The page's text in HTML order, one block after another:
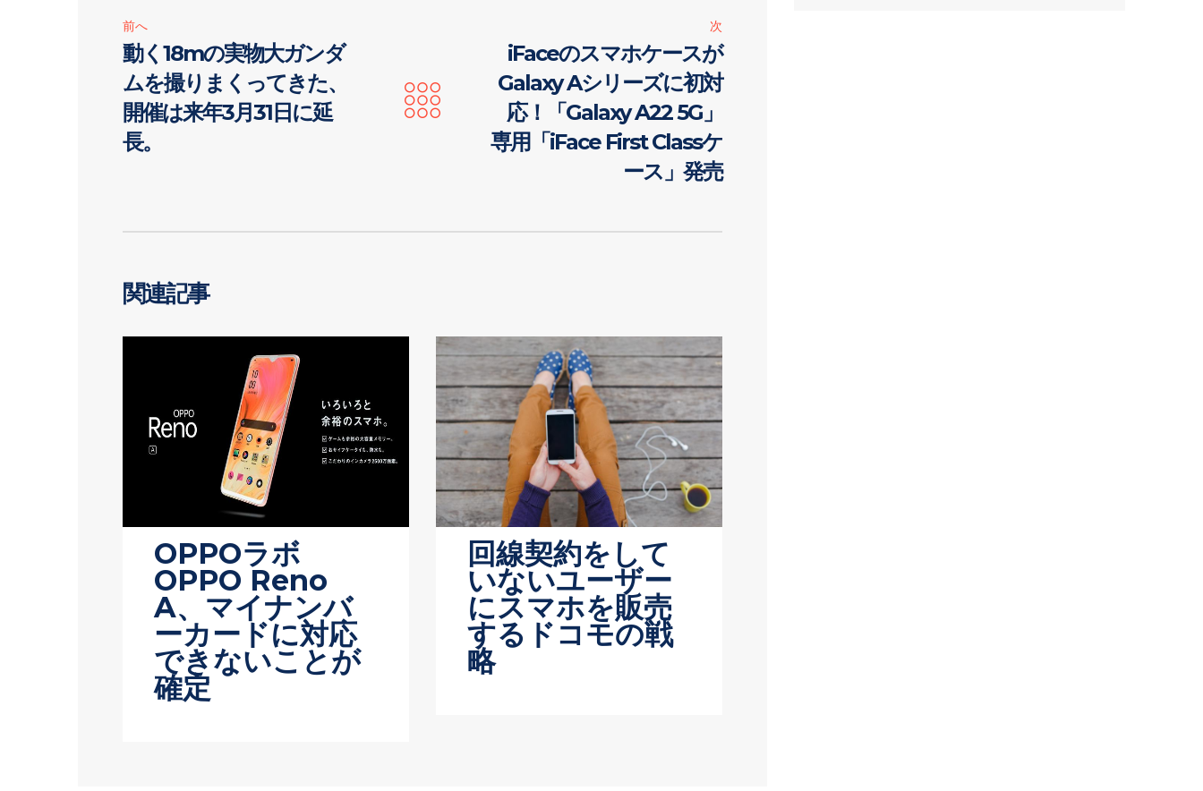
前へ
動く18mの実物大ガンダ
ムを撮りまくってきた、
開催は来年3月31日に延
長。
次
iFaceのスマホケースが
Galaxy Aシリーズに初対
応！「Galaxy A22 5G」
専用「iFace First Classケ
ース」発売
関連記事
OPPOラボ
OPPO Reno
A、マイナンバ
ーカードに対応
できないことが
確定
回線契約をして
いないユーザー
にスマホを販売
するドコモの戦
略